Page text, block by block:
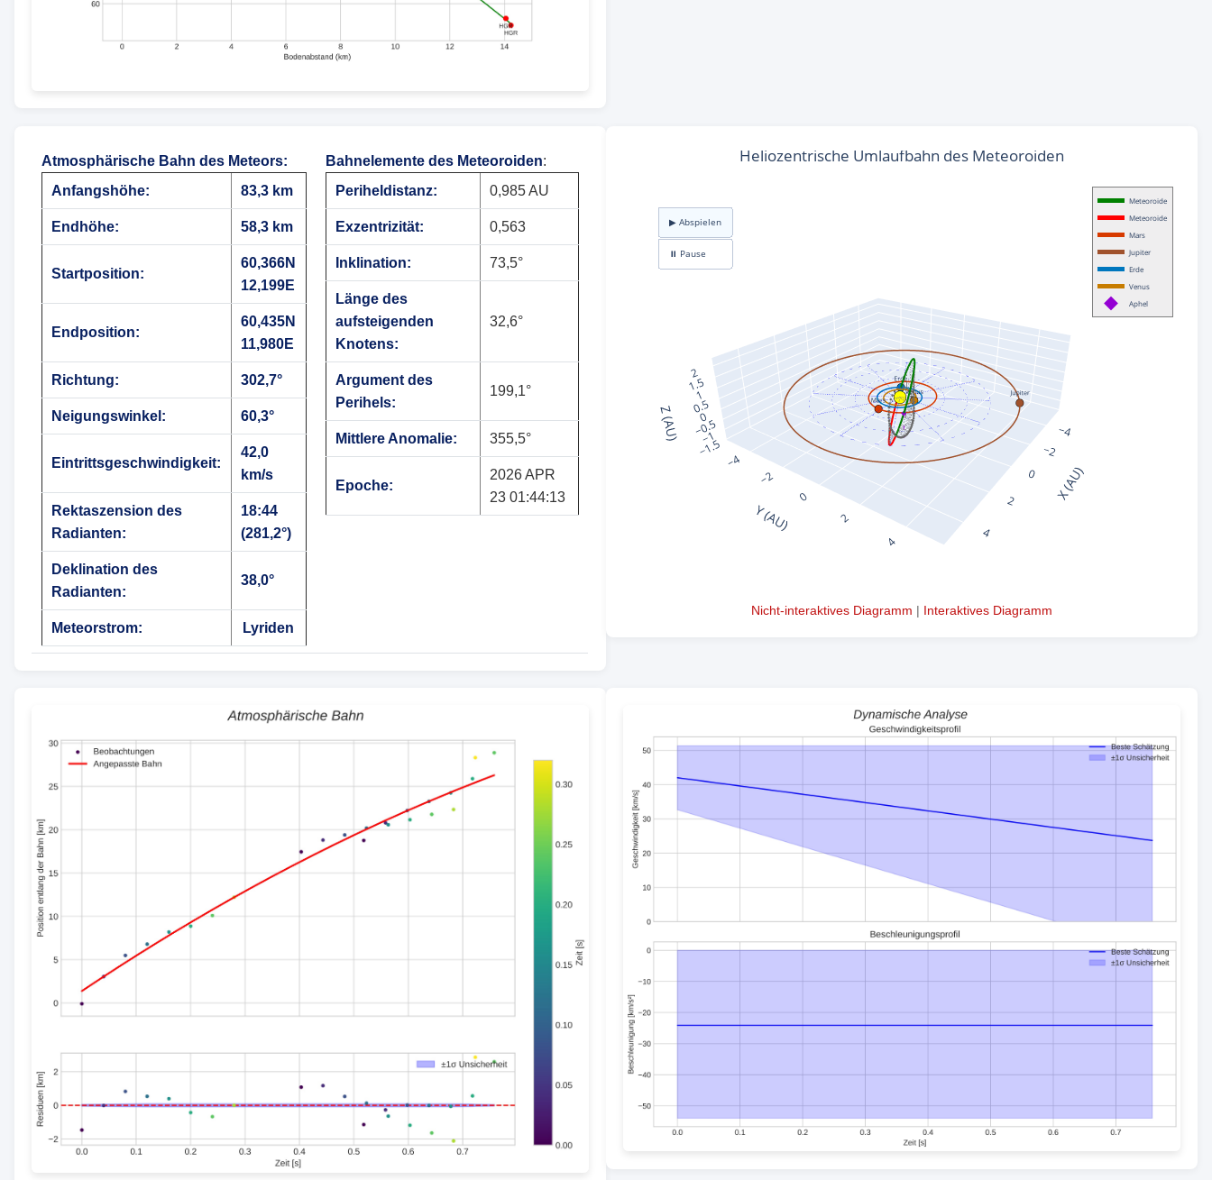
Atmosphärische Bahn des Meteors:
Anfangshöhe:
83,3 km
Endhöhe: 58,3 km
Startposition:
60,366N
12,199E
Endposition:
60,435N
11,980E
Richtung: 302,7°
Neigungswinkel: 60,3°
Eintrittsgeschwindigkeit:
42,0
km/s
Rektaszension des
Radianten:
18:44
(281,2°)
Deklination des
Radianten:
38,0°
Meteorstrom: Lyriden
Bahnelemente des Meteoroiden:
Periheldistanz:
0,985 AU
Exzentrizität: 0,563
Inklination: 73,5°
Länge des
aufsteigenden
Knotens:
32,6°
Argument des
Perihels:
199,1°
Mittlere Anomalie: 355,5°
Epoche:
2026 APR
23 01:44:13
Nicht-interaktives Diagramm | Interaktives Diagramm